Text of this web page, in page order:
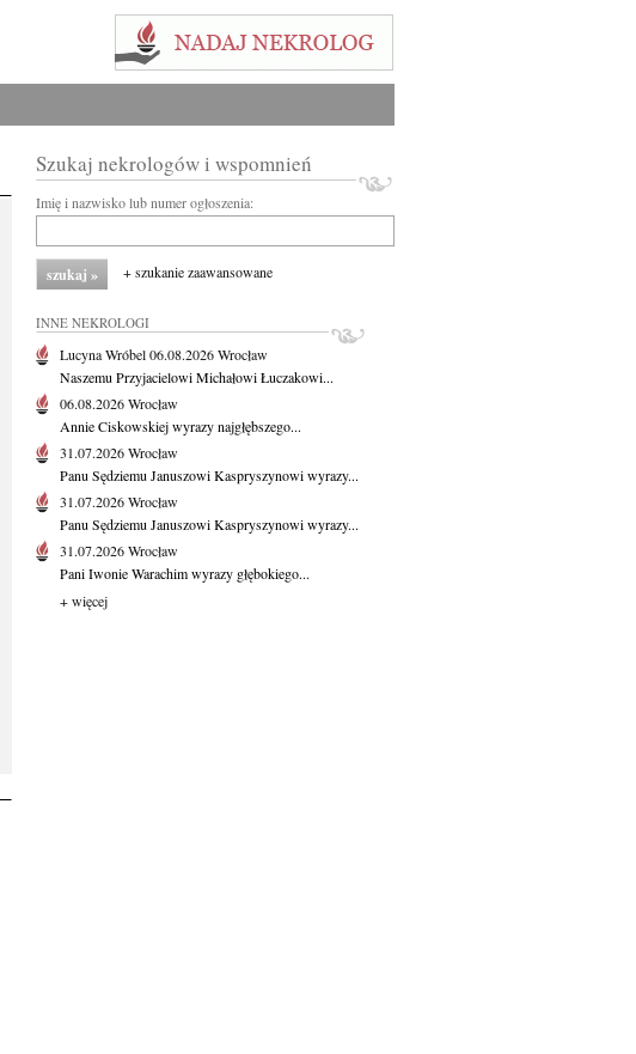
Szukaj nekrologów i wspomnień
Imię i nazwisko lub numer ogłoszenia:
+ szukanie zaawansowane
INNE NEKROLOGI
Lucyna Wróbel06.08.2026Wrocław
Naszemu Przyjacielowi Michałowi Łuczakowi...
06.08.2026Wrocław
Annie Ciskowskiej wyrazy najgłębszego...
31.07.2026Wrocław
Panu Sędziemu Januszowi Kaspryszynowi wyrazy...
31.07.2026Wrocław
Panu Sędziemu Januszowi Kaspryszynowi wyrazy...
31.07.2026Wrocław
Pani Iwonie Warachim wyrazy głębokiego...
+ więcej